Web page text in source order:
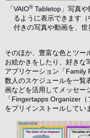
「VAIO® Tabletop」写真
るように表示できます
付きの写真や動画を、
そのほか、豊富な色とツー
お絵かきをしたり、好きな
アプリケーション「Family
数人のスケジュールを一覧
画などを活用してメッセー
「Fingertapps Organizer
をプリインストールしてい